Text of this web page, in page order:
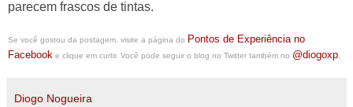
parecem frascos de tintas.
Se você gostou da postagem, visite a página do Pontos de Experiência no
Facebook e clique em curtir. Você pode seguir o blog no Twitter também no @diogoxp
Diogo Nogueira